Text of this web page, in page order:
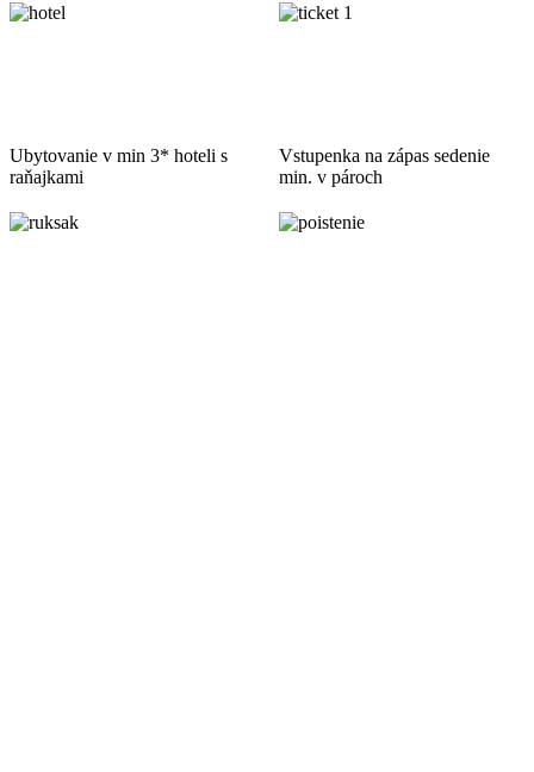
Ubytovanie v min 3* hoteli s
raňajkami
Vstupenka na zápas sedenie
min. v pároch